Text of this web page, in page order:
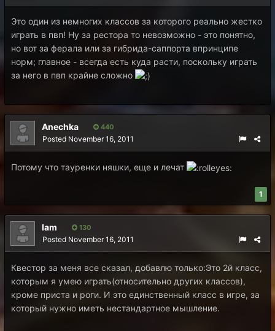
Это один из немногих классов за которого реально жестко
играть в пвп! Ну за рестора то невозможно - это понятно,
но вот за ферала или за гибрида-саппорта впринципе
норм; главное - всегда есть куда расти, поскольку играть
за него в пвп крайне сложно
Anechka 440
Posted November 16, 2011
Потому что тауренки няшки, еще и лечат
1
Iam 130
Posted November 16, 2011
Квестор за меня все сказал, добавлю только:Это 2й класс,
которым я умею играть(относительно других классов),
кроме приста и роги. И это единственный класс в игре, за
который нужно иметь нестандартное мышление.